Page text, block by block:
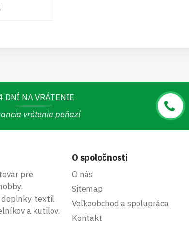
DNÍ NA VRÁTENIE
vrátenia peňazí
pre
doplnky, textil
a kutilov.
O spoločnosti
O nás
Sitemap
Veľkoobchod a spolupráca
Kontakt